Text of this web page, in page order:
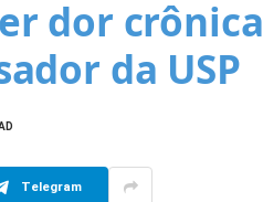
dor crônica
da USP
Telegram